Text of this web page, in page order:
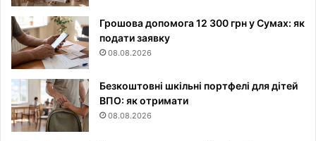
Грошова допомога 12 300 грн у Сумах: як
подати заявку
08.08.2026
Безкоштовні шкільні портфелі для дітей
ВПО: як отримати
08.08.2026